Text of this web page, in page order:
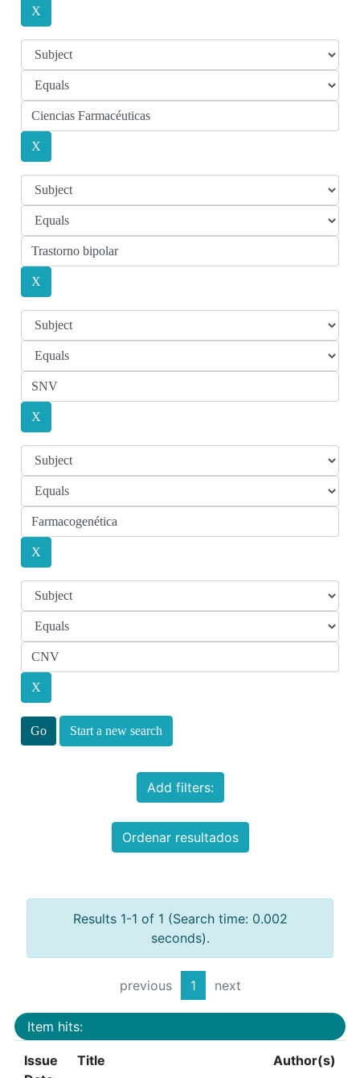
Start a new search
Add filters:
Ordenar resultados
Results 1-1 of 1 (Search time: 0.002
seconds).
previous 1 next
Item hits:
Issue
Title Author(s)